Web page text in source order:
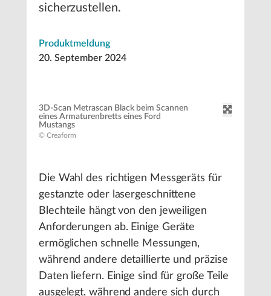
sicherzustellen.
Produktmeldung
20. September 2024
3D-Scan Metrascan Black beim Scannen
eines Armaturenbretts eines Ford
Mustangs
© Creaform
Die Wahl des richtigen Messgeräts für
gestanzte oder lasergeschnittene
Blechteile hängt von den jeweiligen
Anforderungen ab. Einige Geräte
ermöglichen schnelle Messungen,
während andere detaillierte und präzise
Daten liefern. Einige sind für große Teile
ausgelegt, während andere sich durch